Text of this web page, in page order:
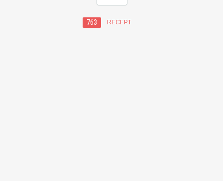
763 RECEPT